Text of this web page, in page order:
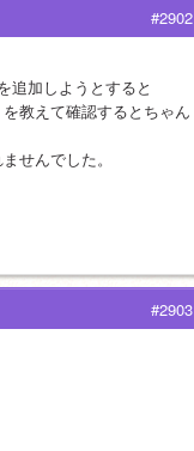
#2902
追加しようとすると
教えて確認するとちゃん
せんでした。
#2903